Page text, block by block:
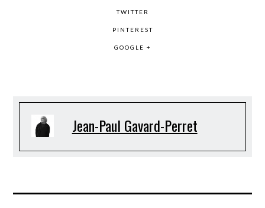
TWITTER
PINTEREST
GOOGLE +
Jean-Paul Gavard-Perret